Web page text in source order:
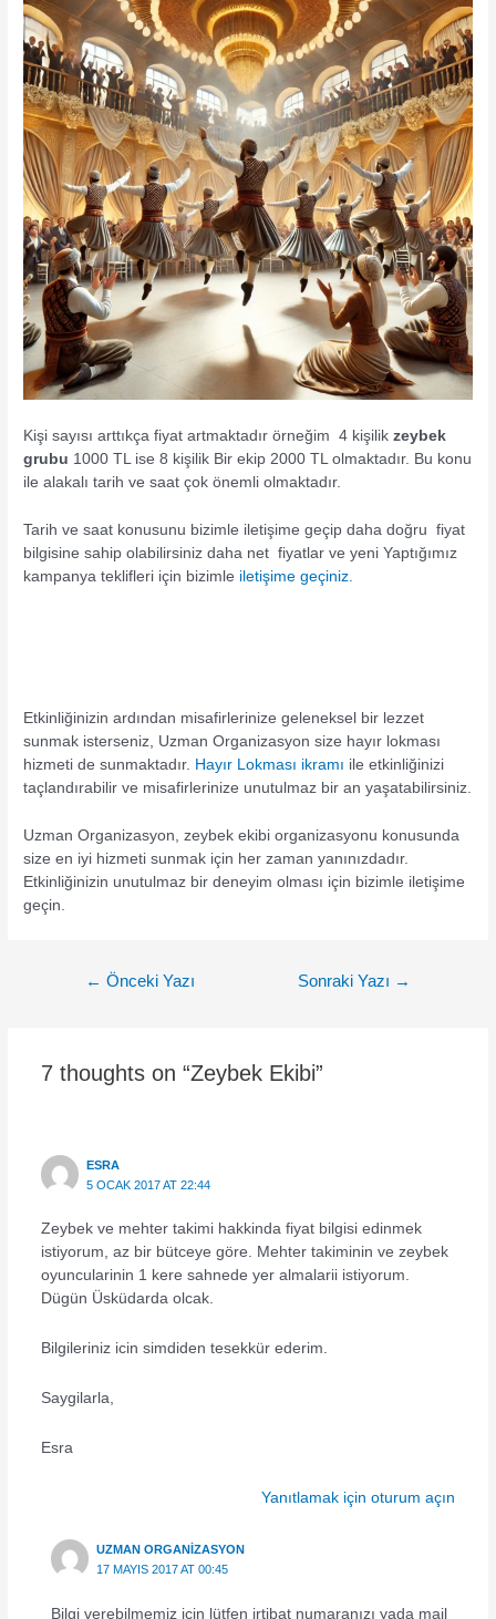
Kişi sayısı arttıkça fiyat artmaktadır örneğim 4 kişilikzeybek
grubu 1000 TL ise 8 kişilik Bir ekip 2000 TL olmaktadır. Bu konu
ile alakalı tarih ve saat çok önemli olmaktadır.
Tarih ve saat konusunu bizimle iletişime geçip daha doğru fiyat
bilgisine sahip olabilirsiniz daha net fiyatlar ve yeni Yaptığımız
kampanya teklifleri için bizimle iletişime geçiniz.
Etkinliğinizin ardından misafirlerinize geleneksel bir lezzet
sunmak isterseniz, Uzman Organizasyon size hayır lokması
hizmeti de sunmaktadır. Hayır Lokması ikramı ile etkinliğinizi
taçlandırabilir ve misafirlerinize unutulmaz bir an yaşatabilirsiniz.
Uzman Organizasyon, zeybek ekibi organizasyonu konusunda
size en iyi hizmeti sunmak için her zaman yanınızdadır.
Etkinliğinizin unutulmaz bir deneyim olması için bizimle iletişime
geçin.
← Önceki Yazı Sonraki Yazı →
7 thoughts on “Zeybek Ekibi”
ESRA
5 OCAK 2017 AT 22:44
Zeybek ve mehter takimi hakkinda fiyat bilgisi edinmek
istiyorum, az bir bütceye göre. Mehter takiminin ve zeybek
oyuncularinin 1 kere sahnede yer almalarii istiyorum.
Dügün Üsküdarda olcak.
Bilgileriniz icin simdiden tesekkür ederim.
Saygilarla,
Esra
Yanıtlamak için oturum açın
UZMAN ORGANIZASYON
17 MAYIS 2017 AT 00:45
Bilgi verebilmemiz için lütfen irtibat numaranızı yada mail